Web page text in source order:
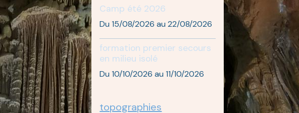
Camp été 2026
Du 15/08/2026 au 22/08/2026
formation premier secours
en milieu isolé
Du 10/10/2026 au 11/10/2026
topographies